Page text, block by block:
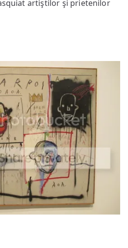
artiştilor şi prietenilor